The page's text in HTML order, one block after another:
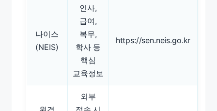
나이스
(NEIS)
인사,
급여,
복무,
학사 등
핵심
교육정보
https://sen.neis.go.kr
외부